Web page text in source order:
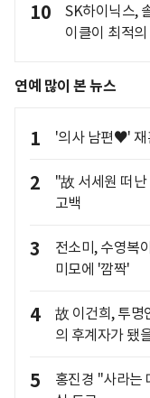
10
SK하이닉스,
이클이 최적
연예 많이 본 뉴스
1 '의사 남편♥' 재
2
"故 서세원 떠
고백
3
전소미, 수영복
미모에 '깜짝'
4
故 이건희, 투
의 후계자가 됐
5
홍진경 "사라는